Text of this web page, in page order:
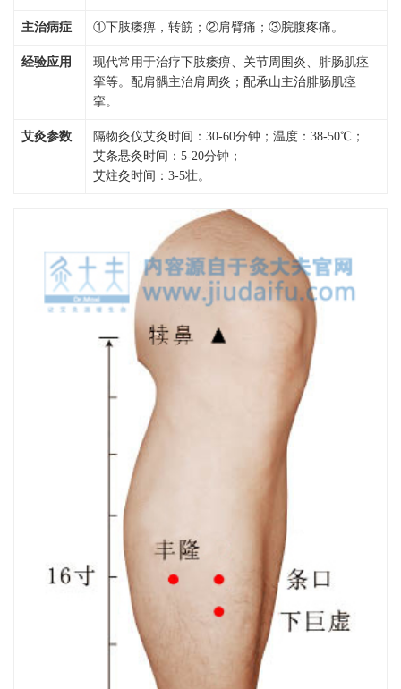
主治病症 ①下肢痿痹，转筋；②肩臂痛；③脘腹疼痛。
经验应用
现代常用于治疗下肢痿痹、关节周围炎、腓肠肌痉
挛等。配肩髃主治肩周炎；配承山主治腓肠肌痉
挛。
艾灸参数
隔物灸仪艾灸时间：30-60分钟；温度：38-50℃；
艾条悬灸时间：5-20分钟；
艾炷灸时间：3-5壮。